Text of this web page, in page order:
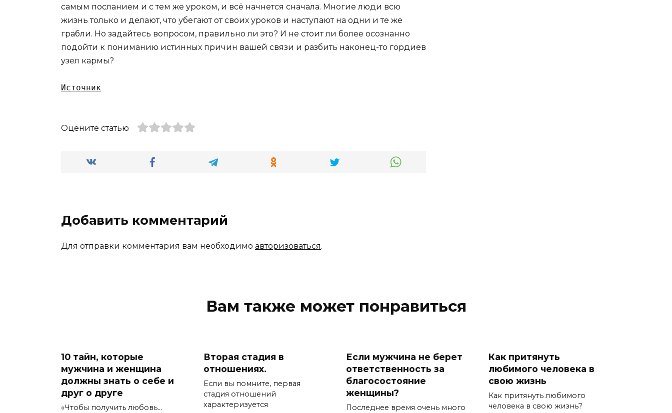
самым посланием и с тем же уроком, и всё начнется сначала. Многие люди всю
жизнь только и делают, что убегают от своих уроков и наступают на одни и те же
грабли. Но задайтесь вопросом, правильно ли это? И не стоит ли более осознанно
подойти к пониманию истинных причин вашей связи и разбить наконец-то гордиев
узел кармы?
Источник
Оцените статью
Добавить комментарий
Для отправки комментария вам необходимо авторизоваться.
Вам также может понравиться
10 тайн, которые
мужчина и женщина
должны знать о себе и
друг о друге
«Чтобы получить любовь…
Вторая стадия в
отношениях.
Если вы помните, первая
стадия отношений
характеризуется
Если мужчина не берет
ответственность за
благосостояние
женщины?
Последнее время очень много
Как притянуть
любимого человека в
свою жизнь
Как притянуть любимого
человека в свою жизнь?